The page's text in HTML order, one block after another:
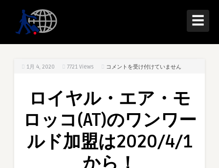
☰
1月 4, 2020 7721 Views
ロ
ル・
ア・
ロ
ッ
コ
コメントを受け付けていません
ロイヤル・エア・モ
ロッコ(AT)のワンワー
ルド加盟は2020/4/1
から！